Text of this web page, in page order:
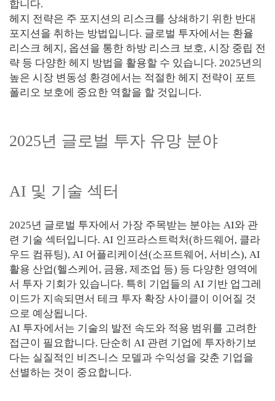
합니다.
헤지 전략은 주 포지션의 리스크를 상쇄하기 위한 반대
포지션을 취하는 방법입니다. 글로벌 투자에서는 환율
리스크 헤지, 옵션을 통한 하방 리스크 보호, 시장 중립 전
략 등 다양한 헤지 방법을 활용할 수 있습니다. 2025년의
높은 시장 변동성 환경에서는 적절한 헤지 전략이 포트
폴리오 보호에 중요한 역할을 할 것입니다.
2025년 글로벌 투자 유망 분야
AI 및 기술 섹터
2025년 글로벌 투자에서 가장 주목받는 분야는 AI와 관
련 기술 섹터입니다. AI 인프라스트럭처(하드웨어, 클라
우드 컴퓨팅), AI 어플리케이션(소프트웨어, 서비스), AI
활용 산업(헬스케어, 금융, 제조업 등) 등 다양한 영역에
서 투자 기회가 있습니다. 특히 기업들의 AI 기반 업그레
이드가 지속되면서 테크 투자 확장 사이클이 이어질 것
으로 예상됩니다.
AI 투자에서는 기술의 발전 속도와 적용 범위를 고려한
접근이 필요합니다. 단순히 AI 관련 기업에 투자하기보
다는 실질적인 비즈니스 모델과 수익성을 갖춘 기업을
선별하는 것이 중요합니다.